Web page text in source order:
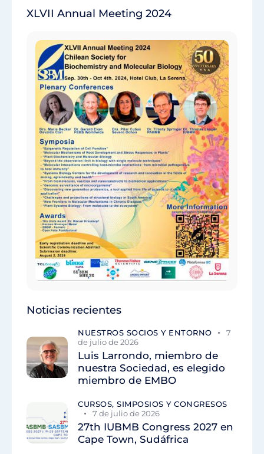
XLVII Annual Meeting 2024
Noticias recientes
NUESTROS SOCIOS Y ENTORNO
7
de julio de 2026
Luis Larrondo, miembro de
nuestra Sociedad, es elegido
miembro de EMBO
CURSOS, SIMPOSIOS Y CONGRESOS
7 de julio de 2026
27th IUBMB Congress 2027 en
Cape Town, Sudáfrica